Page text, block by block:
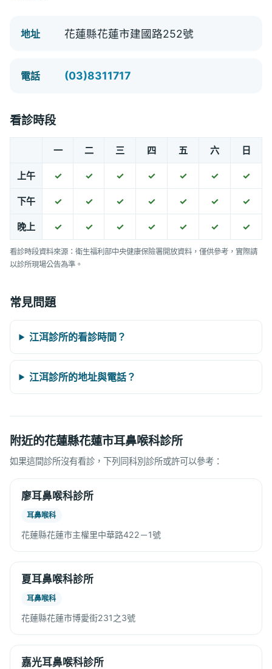
地址 花蓮縣花蓮市建國路252號
電話 (03)8311717
看診時段
一 二 三 四 五 六 日
上午 ✓ ✓ ✓ ✓ ✓ ✓ ✓
下午 ✓ ✓ ✓ ✓ ✓ ✓ ✓
晚上 ✓ ✓ ✓ ✓ ✓ ✓ ✓
看診時段資料來源：衛生福利部中央健康保險署開放資料，僅供參考，實際請
以診所現場公告為準。
常見問題
江洱診所的看診時間？
江洱診所的地址與電話？
附近的花蓮縣花蓮市耳鼻喉科診所
如果這間診所沒有看診，下列同科別診所或許可以參考：
廖耳鼻喉科診所
耳鼻喉科
花蓮縣花蓮市主權里中華路422－1號
夏耳鼻喉科診所
耳鼻喉科
花蓮縣花蓮市博愛街231之3號
嘉光耳鼻喉科診所